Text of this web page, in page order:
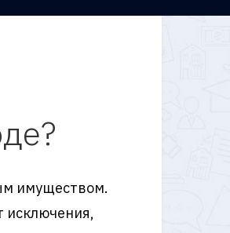
имуществом.
исключения,